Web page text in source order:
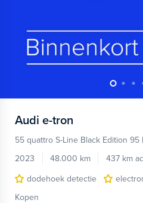
Audi e-tron
55 quattro S-Line Black Edition 95
2023
48.000 km 437 km
dodehoek detectie
Kopen